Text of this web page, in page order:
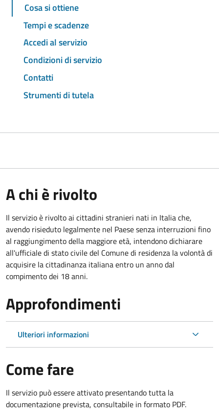
Cosa si ottiene
Tempi e scadenze
Accedi al servizio
Condizioni di servizio
Contatti
Strumenti di tutela
A chi è rivolto
Il servizio è rivolto ai cittadini stranieri nati in Italia che,
avendo risieduto legalmente nel Paese senza interruzioni fino
al raggiungimento della maggiore età, intendono dichiarare
all'ufficiale di stato civile del Comune di residenza la volontà di
acquisire la cittadinanza italiana entro un anno dal
compimento dei 18 anni.
Approfondimenti
Ulteriori informazioni
Come fare
Il servizio può essere attivato presentando tutta la
documentazione prevista, consultabile in formato PDF.